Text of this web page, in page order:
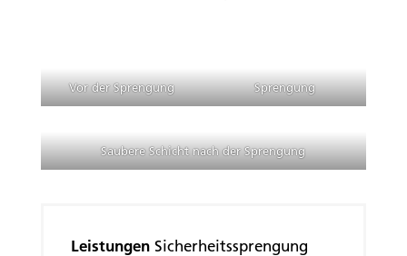
Vor der Sprengung Sprengung
Saubere Schicht nach der Sprengung
LeistungenSicherheitssprengung